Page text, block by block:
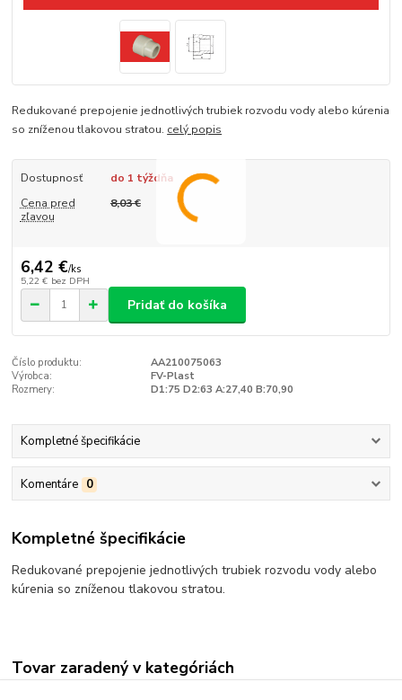
Redukované prepojenie jednotlivých trubiek rozvodu vody alebo kúrenia
so zníženou tlakovou stratou. celý popis
Dostupnosť
do 1 týždňa
Cena pred
zľavou
8,03 €
6,42 €/ks
5,22 € bez DPH
Pridať do košíka
Číslo produktu:
AA210075063
Výrobca:
FV-Plast
Rozmery:
D1:75 D2:63 A:27,40 B:70,90
Kompletné špecifikácie
Komentáre 0
Kompletné špecifikácie
Redukované prepojenie jednotlivých trubiek rozvodu vody alebo
kúrenia so zníženou tlakovou stratou.
Tovar zaradený v kategóriách